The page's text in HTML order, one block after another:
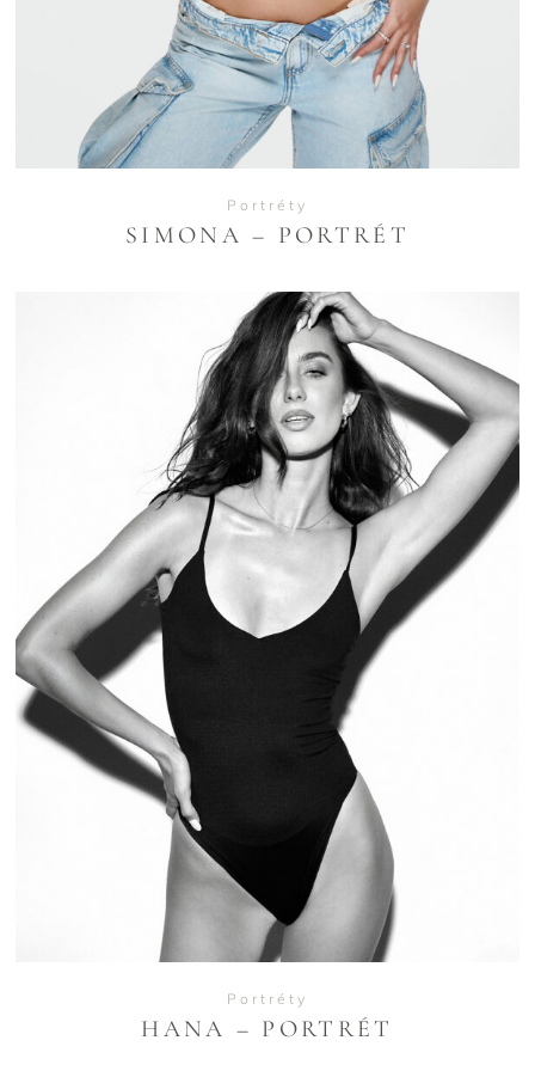
SIMONA – PORTRÉT
Portréty
VIEW
HANA – PORTRÉT
Portréty